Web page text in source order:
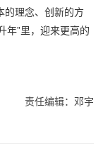
的理念、创新的方
年”里，迎来更高的
责任编辑：邓宇